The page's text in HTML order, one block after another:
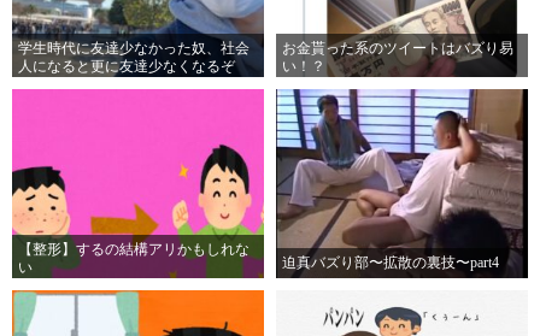
学生時代に友達少なかった奴、社会
人になると更に友達少なくなるぞ
お金貰った系のツイートはバズり易
い！？
【整形】するの結構アリかもしれな
い
迫真バズり部〜拡散の裏技〜part4